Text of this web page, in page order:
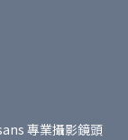
專業攝影鏡頭